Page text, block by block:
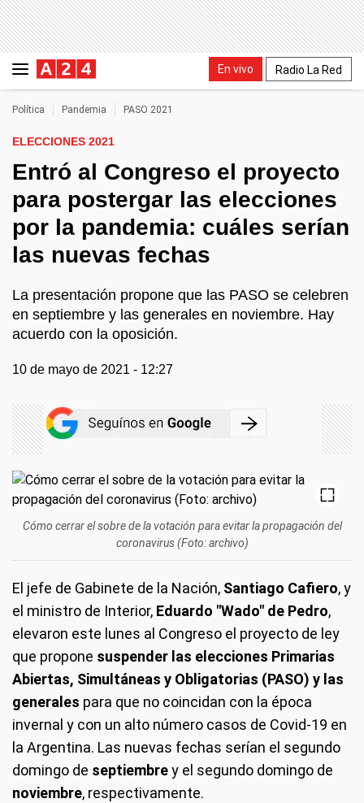
En vivo Radio La Red
Política Pandemia PASO 2021
ELECCIONES 2021
Entró al Congreso el proyecto
para postergar las elecciones
por la pandemia: cuáles serían
las nuevas fechas
La presentación propone que las PASO se celebren
en septiembre y las generales en noviembre. Hay
acuerdo con la oposición.
10 de mayo de 2021 - 12:27
Cómo cerrar el sobre de la votación para evitar la propagación del
coronavirus (Foto: archivo)
El jefe de Gabinete de la Nación, Santiago Cafiero, y
el ministro de Interior, Eduardo "Wado" de Pedro,
elevaron este lunes al Congreso el proyecto de ley
que propone suspender las elecciones Primarias
Abiertas, Simultáneas y Obligatorias (PASO) y las
generales para que no coincidan con la época
invernal y con un alto número casos de Covid-19 en
la Argentina. Las nuevas fechas serían el segundo
domingo de septiembrey el segundo domingo de
noviembre, respectivamente.